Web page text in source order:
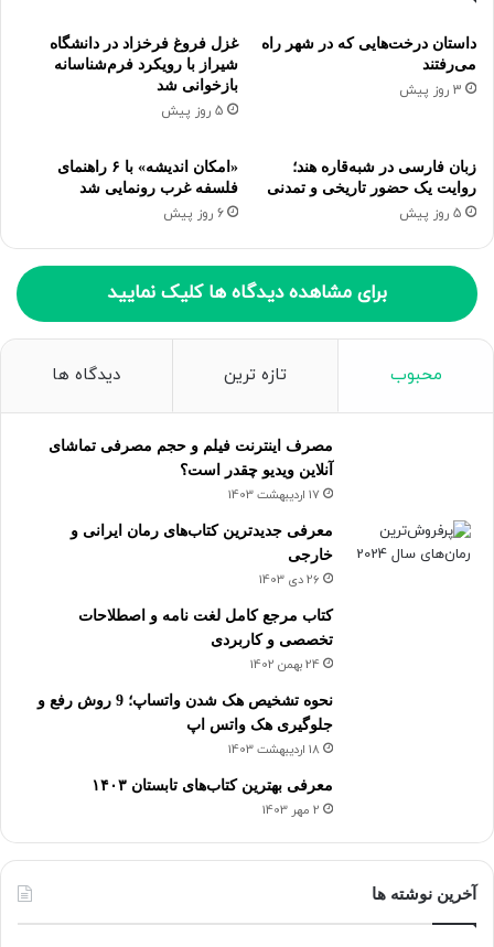
انتشارات خوارزمی منتشر شده و اکنون پس از سال‌ها نسخه
صوتی آن روانه بازار شده است.
مصلوب» محسن بهرامی است.
داستان درخت‌هایی که در شهر راه
می‌رفتند
3 روز پیش
غزل فروغ فرخزاد در دانشگاه
شیراز با رویکرد فرم‌شناسانه
بازخوانی شد
5 روز پیش
زبان فارسی در شبه‌قاره هند؛
روایت یک حضور تاریخی و تمدنی
5 روز پیش
«امکان اندیشه» با ۶ راهنمای
فلسفه غرب رونمایی شد
6 روز پیش
برای مشاهده دیدگاه ها کلیک نمایید
محبوب تازه ترین دیدگاه ها
مصرف اینترنت فیلم و حجم مصرفی تماشای
آنلاین ویدیو چقدر است؟
17 اردیبهشت 1403
معرفی جدیدترین کتاب‌های رمان ایرانی و
خارجی
26 دی 1403
کتاب مرجع کامل لغت نامه و اصطلاحات
تخصصی و کاربردی
24 بهمن 1402
نحوه تشخیص هک شدن واتساپ؛ 9 روش رفع و
جلوگیری هک واتس اپ
18 اردیبهشت 1403
معرفی بهترین کتاب‌های تابستان ۱۴۰۳
2 مهر 1403
آخرین نوشته ها